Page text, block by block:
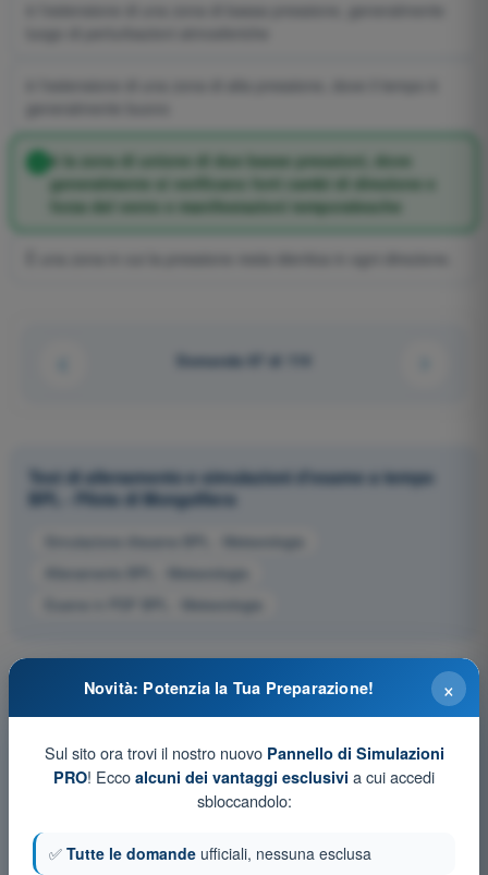
è la zona di unione di due basse pressioni, dove
generalmente si verificano forti cambi di direzione e
forza del vento e manifestazioni temporalesche
Domanda 67 di 114
Test di allenamento e simulazioni d'esame a tempo
BPL - Pilota di Mongolfiera
Simulazione d'esame BPL - Meteorologia
Allenamento BPL - Meteorologia
Esame in PDF BPL - Meteorologia
×
Novità: Potenzia la Tua Preparazione!
Sul sito ora trovi il nostro nuovo Pannello di Simulazioni
PRO! Ecco alcuni dei vantaggi esclusivi a cui accedi
sbloccandolo:
✅ Tutte le domande ufficiali, nessuna esclusa